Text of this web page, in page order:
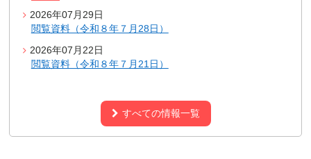
2026年07月29日
閲覧資料（令和８年７月28日）
2026年07月22日
閲覧資料（令和８年７月21日）
すべての情報一覧